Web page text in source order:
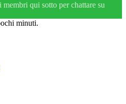
qui sotto per chattare su
minuti.